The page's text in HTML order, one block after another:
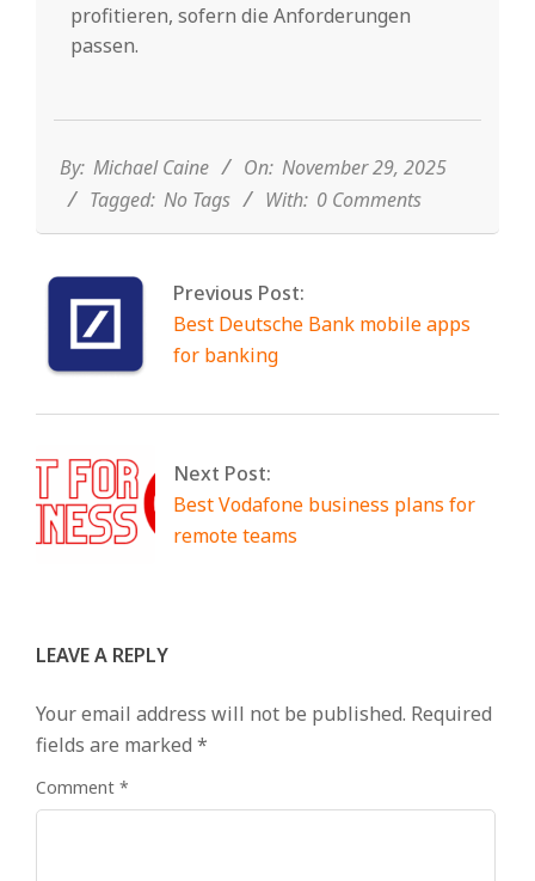
profitieren, sofern die Anforderungen
passen.
29
By: Michael Caine On: November 29, 2025
Tagged: No Tags With: 0 Comments
Previous Post:
Best Deutsche Bank mobile apps
for banking
Next Post:
Best Vodafone business plans for
remote teams
LEAVE A REPLY
Your email address will not be published. Required
fields are marked *
Comment *